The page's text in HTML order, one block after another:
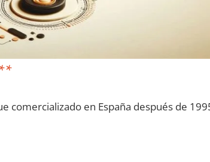
en España después dе